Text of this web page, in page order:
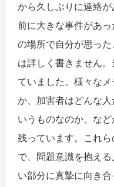
から久しぶりに連絡
前に大きな事件があ
の場所で自分が思っ
は詳しく書きません
ていました。様々な
か、加害者はどんな
いうものなのか、な
残っています。これ
で、問題意識を抱え
い部分に真摯に向き